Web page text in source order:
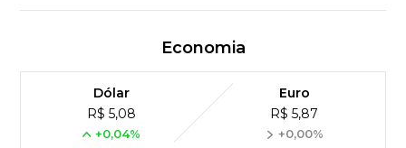
Economia
Dólar
R$ 5,08
+0,04%
Euro
R$ 5,87
+0,00%